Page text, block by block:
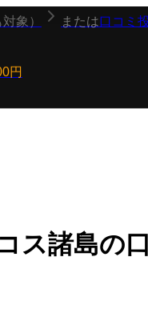
象） または口コミ
円
ス諸島の